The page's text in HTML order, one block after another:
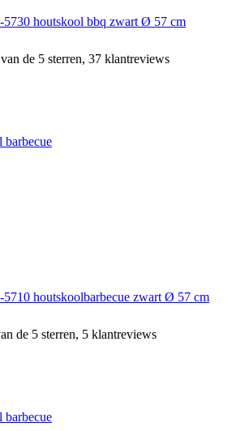
houtskool bbq zwart Ø 57 cm
de 5 sterren, 37 klantreviews
barbecue
houtskoolbarbecue zwart Ø 57 cm
de 5 sterren, 5 klantreviews
barbecue